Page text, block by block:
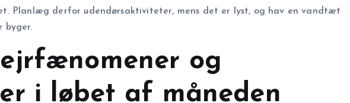
Planlæg derfor udendørsaktiviteter, mens det er lyst, og hav en vandtæt
byger.
og
i løbet af måneden